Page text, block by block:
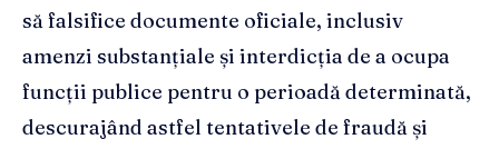
să falsifice documente oficiale, inclusiv
amenzi substanțiale și interdicția de a ocupa
funcții publice pentru o perioadă determinată,
descurajând astfel tentativele de fraudă și